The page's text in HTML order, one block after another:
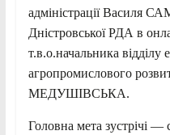
адміністрації Василя
Дністровської РДА в
т.в.о.начальника відділу
агропромислового
МЕДУШІВСЬКА.
Головна мета зустрічі —